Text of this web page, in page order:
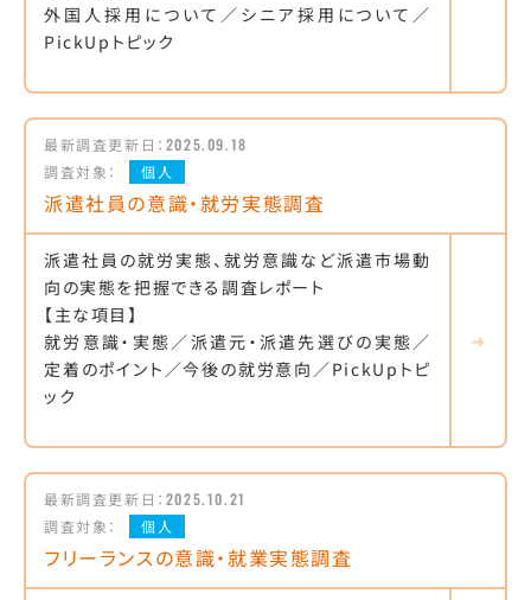
外国人採用について／シニア採用について／
PickUpトピック
最新調査更新日： 2025.09.18
調査対象：
個人
派遣社員の意識・就労実態調査
派遣社員の就労実態、就労意識など派遣市場動
向の実態を把握できる調査レポート
【主な項目】
就労意識・実態／派遣元・派遣先選びの実態／
定着のポイント／今後の就労意向／PickUpトピ
ック
最新調査更新日： 2025.10.21
調査対象：
個人
フリーランスの意識・就業実態調査